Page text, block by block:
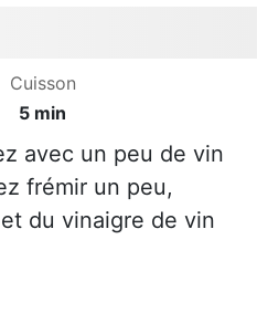
Cuisson
5 min
avec un peu de vin
frémir un peu,
du vinaigre de vin